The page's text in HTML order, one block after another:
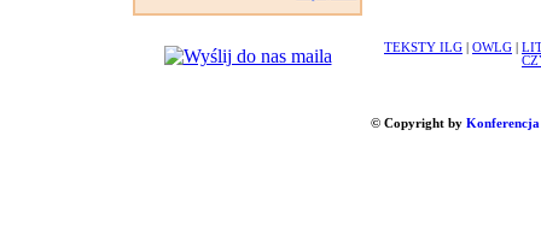
TEKSTY ILG OWLG
© Copyright by Konferencja